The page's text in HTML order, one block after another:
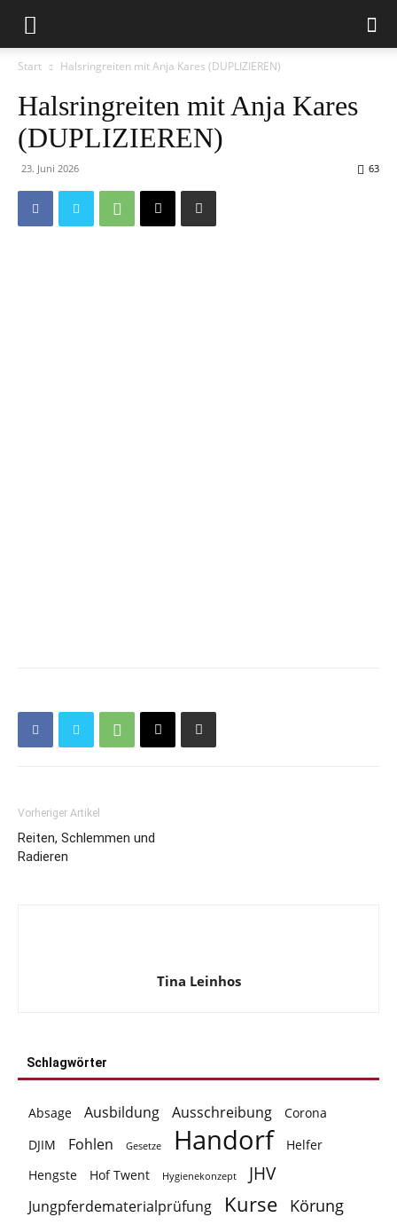
Start Halsringreiten mit Anja Kares (DUPLIZIEREN)
Halsringreiten mit Anja Kares
(DUPLIZIEREN)
23. Juni 2026 63
Vorheriger Artikel
Reiten, Schlemmen und
Radieren
Tina Leinhos
Schlagwörter
Absage Ausbildung Ausschreibung
Corona
DJIM
Fohlen Gesetze Handorf
Helfer
Hengste
Hof Twent Hygienekonzept JHV
Jungpferdematerialprüfung Kurse Körung